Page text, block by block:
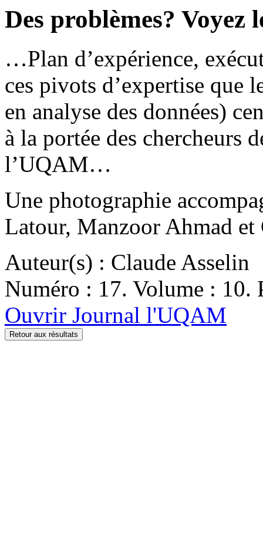
Des problèmes? Voyez
…Plan d’expérience,
ces pivots d’expertise que
en analyse des données)
à la portée des chercheurs
l’UQAM…
Une photographie
Latour, Manzoor Ahmad et
Auteur(s) : Claude Asselin
Numéro : 17. Volume : 10.
Ouvrir Journal l'UQAM
Retour aux résultats